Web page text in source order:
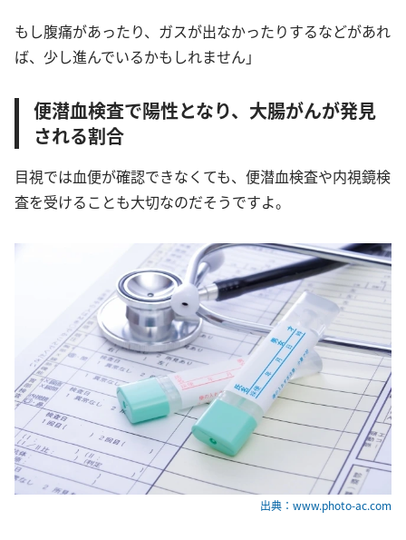
もし腹痛があったり、ガスが出なかったりするなどがあれ
ば、少し進んでいるかもしれません」
便潜血検査で陽性となり、大腸がんが発見
される割合
目視では血便が確認できなくても、便潜血検査や内視鏡検
査を受けることも大切なのだそうですよ。
出典：www.photo-ac.com